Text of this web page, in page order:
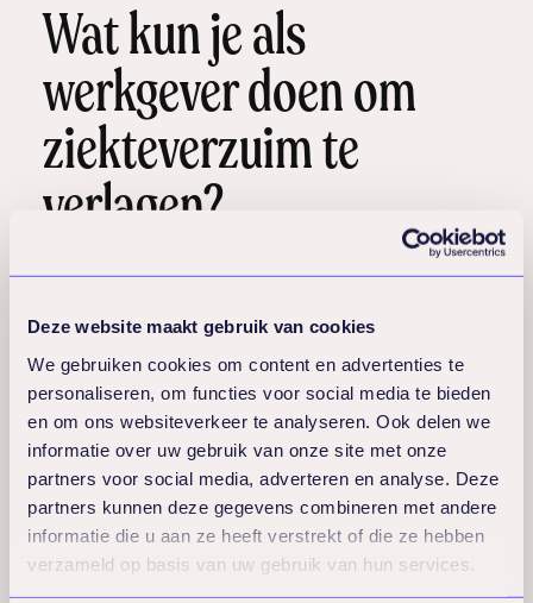
Deze website maakt gebruik van cookies
We gebruiken cookies om content en advertenties te
personaliseren, om functies voor social media te bieden
en om ons websiteverkeer te analyseren. Ook delen we
informatie over uw gebruik van onze site met onze
partners voor social media, adverteren en analyse. Deze
partners kunnen deze gegevens combineren met andere
informatie die u aan ze heeft verstrekt of die ze hebben
verzameld op basis van uw gebruik van hun services.
Wat kun je als
werkgever doen om
ziekteverzuim te
verlagen?
verlagen doorwerkomstandigheden te
verbeteren, welzijnsprogramma’s in te
voeren, open communicatie te stimuleren
en een gezonde werk-privébalans te
bevorderen. Een proactieve aanpak is
effectiever dan reactief handelen na een
ziektegeval.